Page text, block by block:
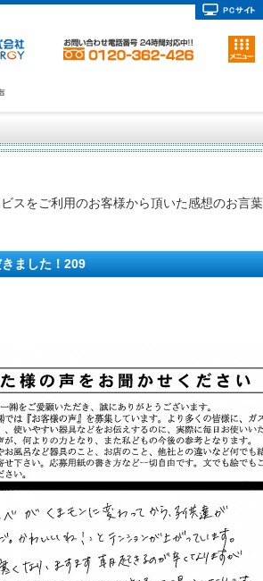
スをご利用のお客様から頂いた感想のお言
ました！209